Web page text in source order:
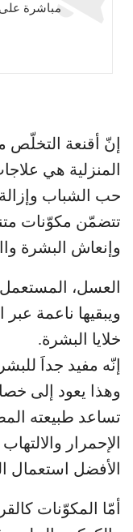
مباشرة
إنّ أقنعة
المنزلية هي
حب الشباب وإزالة
تتضمّن مكوّنات
وإنعاش البشرة
العسل،
ويبقيها ناعمة
خلايا البشرة.
إنّه مفيد جداَ
وهذا يعود إلى
تساعد طبيعته
الإحمرار
الأفضل استعمال
أمّا المكوّنات